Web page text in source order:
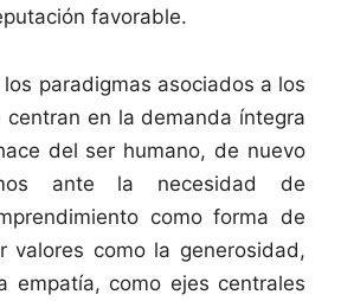
favorable.
paradigmas asociados a los
centran en la demanda íntegra
del ser humano, de nuevo
ante la necesidad de
como forma de
valores como la generosidad,
empatía, como ejes centrales